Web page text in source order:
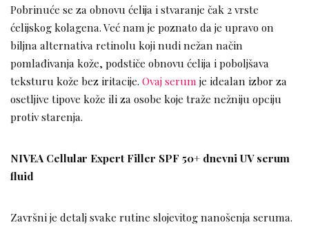
Pobrinuće se za obnovu ćelija i stvaranje čak 2 vrste
ćelijskog kolagena. Već nam je poznato da je upravo on
biljna alternativa retinolu koji nudi nežan način
pomlađivanja kože, podstiče obnovu ćelija i poboljšava
teksturu kože bez iritacije. Ovaj serum je idealan izbor za
osetljive tipove kože ili za osobe koje traže nežniju opciju
protiv starenja.
NIVEA Cellular Expert Filler SPF 50+ dnevni UV serum
fluid
Završni je detalj svake rutine slojevitog nanošenja seruma.